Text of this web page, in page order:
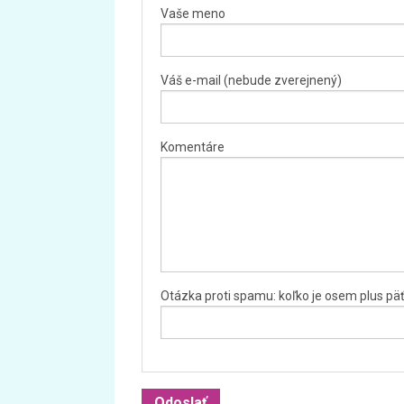
Vaše meno
Váš e-mail (nebude zverejnený)
Komentáre
Otázka proti spamu: koľko je osem plus